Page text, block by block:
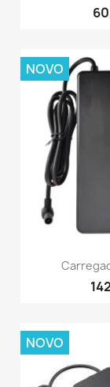

NOVO
NOVO